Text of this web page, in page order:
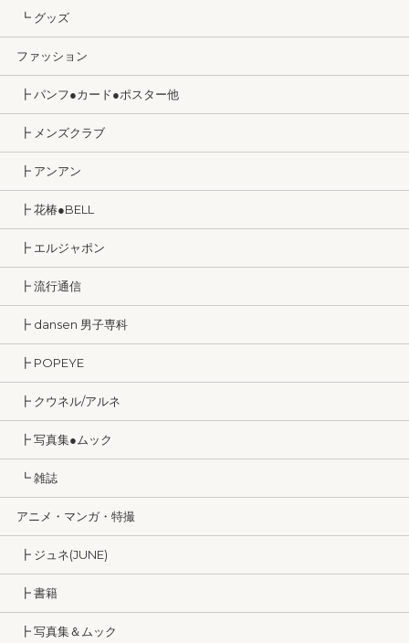
┗ グッズ
ファッション
┣ パンフ●カード●ポスター他
┣ メンズクラブ
┣ アンアン
┣ 花椿●BELL
┣ エルジャポン
┣ 流行通信
┣ dansen 男子専科
┣ POPEYE
┣ クウネル/アルネ
┣ 写真集●ムック
┗ 雑誌
アニメ・マンガ・特撮
┣ ジュネ(JUNE)
┣ 書籍
┣ 写真集＆ムック